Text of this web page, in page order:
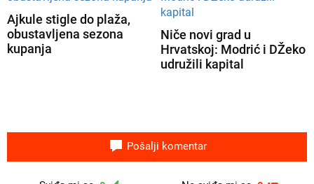
Ajkule stigle do plaža,
obustavljena sezona
kupanja
Niče novi grad u
Hrvatskoj: Modrić i DŽeko
udružili kapital
Pošalji komentar